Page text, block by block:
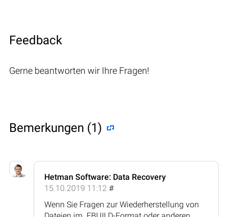
Feedback
Gerne beantworten wir Ihre Fragen!
Bemerkungen (1)
Hetman Software: Data Recovery
15.10.2019 11:12 #
Wenn Sie Fragen zur Wiederherstellung von